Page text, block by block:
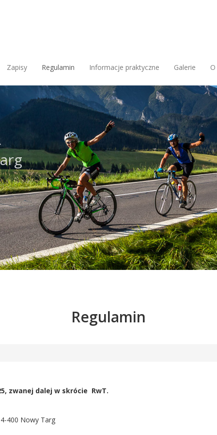
Zapisy Regulamin Informacje praktyczne Galerie
Regulamin
zwanej dalej w skrócie RwT.
400 Nowy Targ